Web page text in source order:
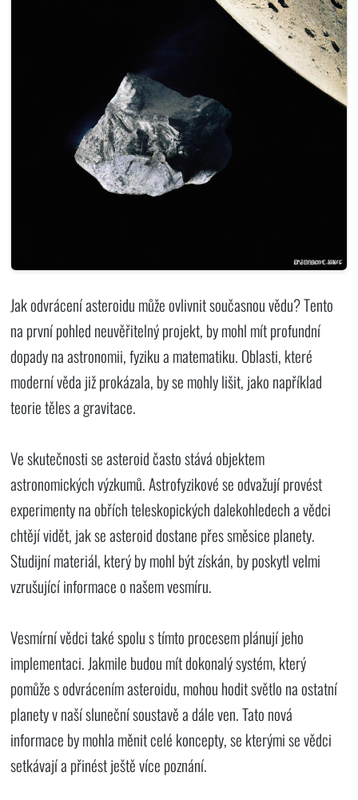
Jak odvrácení asteroidu může ovlivnit současnou vědu? Tento
na první pohled neuvěřitelný projekt, by mohl mít profundní
dopady na astronomii, fyziku a matematiku. Oblasti, které
moderní věda již prokázala, by se mohly lišit, jako například
teorie těles a gravitace.
Ve skutečnosti se asteroid často stává objektem
astronomických výzkumů. Astrofyzikové se odvažují provést
experimenty na obřích teleskopických dalekohledech a vědci
chtějí vidět, jak se asteroid dostane přes směsice planety.
Studijní materiál, který by mohl být získán, by poskytl velmi
vzrušující informace o našem vesmíru.
Vesmírní vědci také spolu s tímto procesem plánují jeho
implementaci. Jakmile budou mít dokonalý systém, který
pomůže s odvrácením asteroidu, mohou hodit světlo na ostatní
planety v naší sluneční soustavě a dále ven. Tato nová
informace by mohla měnit celé koncepty, se kterými se vědci
setkávají a přinést ještě více poznání.